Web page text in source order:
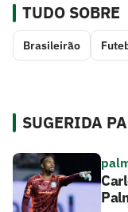
TUDO SOBRE
Brasileirão
SUGERIDA